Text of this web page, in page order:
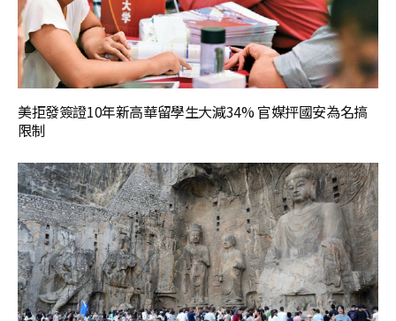
美拒發簽證10年新高華留學生大減34% 官媒抨國安為名搞
限制